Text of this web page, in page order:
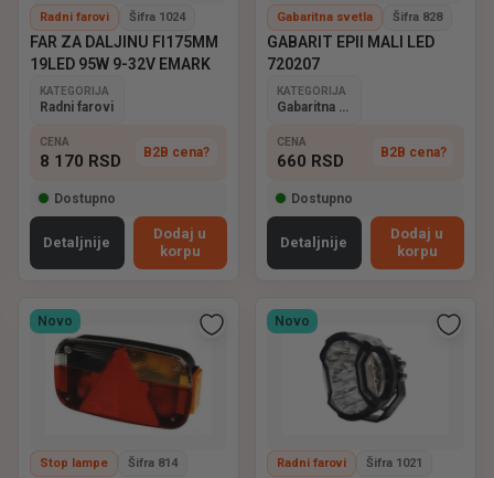
Radni farovi Šifra 1024
FAR ZA DALJINU FI175MM
19LED 95W 9-32V EMARK
KATEGORIJA
Radni farovi
CENA
8 170 RSD B2B cena?
Dostupno
Detaljnije
Dodaj u
korpu
Gabaritna svetla Šifra 828
GABARIT EPII MALI LED
720207
KATEGORIJA
Gabaritna svetla
CENA
660 RSD B2B cena?
Dostupno
Detaljnije
Dodaj u
korpu
Novo
Stop lampe Šifra 814
Novo
Radni farovi Šifra 1021